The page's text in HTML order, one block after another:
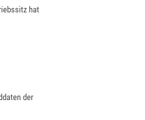
hat
der